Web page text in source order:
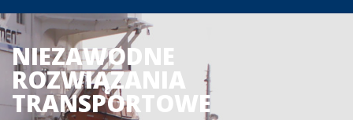
NIEZAWODNE
ROZWIĄZANIA
TRANSPORTOWE